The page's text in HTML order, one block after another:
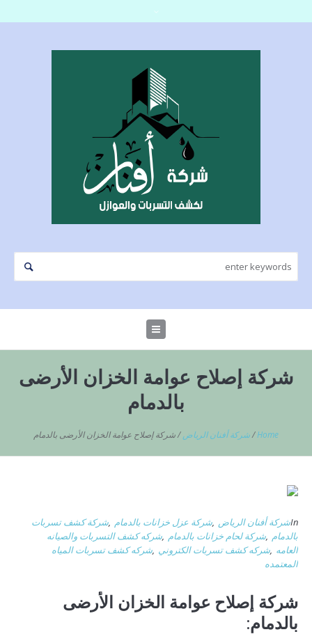
شركة إصلاح عوامة الخزان الأرضى
بالدمام
Home
/شركة أفنان الرياض /شركة إصلاح عوامة الخزان الأرضى بالدمام
Inشركة أفنان الرياض ,شركة عزل خزانات بالدمام ,شركة كشف تسربات
بالدمام ,شركة لحام خزانات بالدمام ,شركه كشف التسربات والصيانه
العامه ,شركه كشف تسربات الكتروني ,شركه كشف تسربات المياه
المعتمده
شركة إصلاح عوامة الخزان الأرضى
بالدمام: